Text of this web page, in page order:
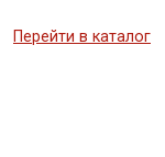
Перейти в каталог